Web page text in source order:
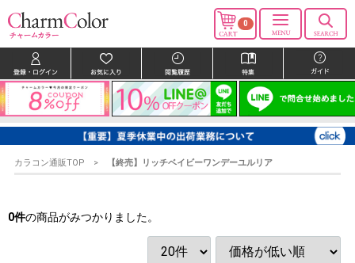
0
カラコン通販TOP 【終売】リッチベイビーワンデーユルリア
0件の商品がみつかりました。